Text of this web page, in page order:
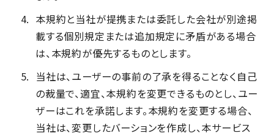
本規約と当社が提携または委託した会社が別途掲
載する個別規定または追加規定に矛盾がある場合
は、本規約が優先するものとします。
当社は、ユーザーの事前の了承を得ることなく自己
の裁量で、適宜、本規約を変更できるものとし、ユー
ザーはこれを承諾します。本規約を変更する場合、
当社は、変更したバーションを作成し、本サービス